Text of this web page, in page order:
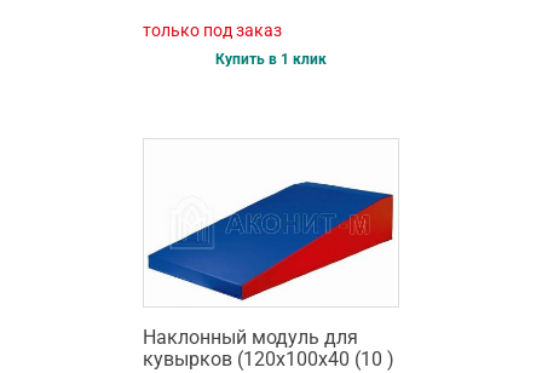
только под заказ
Купить в 1 клик
Наклонный модуль для
кувырков (120х100х40 (10 )